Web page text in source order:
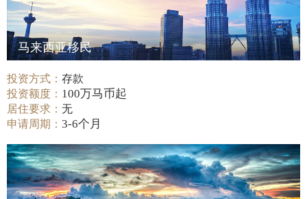
马来西亚移民
投资方式：存款
投资额度： 100万马币起
居住要求：无
申请周期：3-6个月